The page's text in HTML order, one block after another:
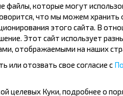
танней?
цікавыя прапановы
падарожнічай з намі танней!
файлы, которые могут
что мы можем хранить
этого сайта. В
Этот сайт использует
отображаемыми на наших
отозвать свое согласие с
целевых Куки, подробнее о